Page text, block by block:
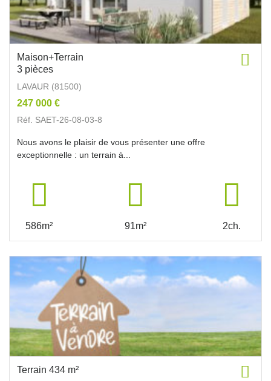
Maison+Terrain
3 pièces
LAVAUR (81500)
247 000 €
Réf. SAET-26-08-03-8
Nous avons le plaisir de vous présenter une offre
exceptionnelle : un terrain à...
586m² 91m² 2ch.
Terrain 434 m²